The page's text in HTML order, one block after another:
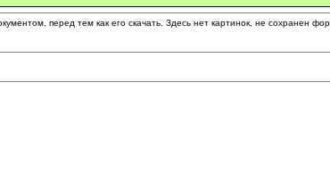
перед тем как его скачать. Здесь нет картинок, не сохранен